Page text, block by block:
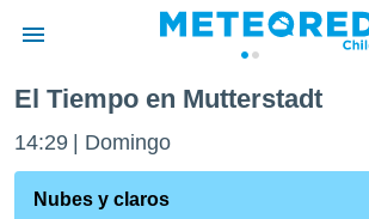
de
por
El Tiempo en Mutterstadt
14:29 Domingo
Nubes y claros